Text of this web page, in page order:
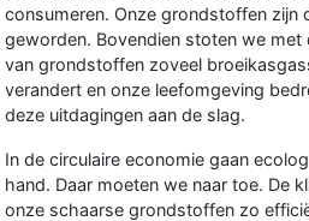
consumeren. Onze grondstoffen zijn
geworden. Bovendien stoten we met
van grondstoffen zoveel
verandert en onze leefomgeving
deze uitdagingen aan de slag.
In de circulaire economie gaan
hand. Daar moeten we naar toe. De
onze schaarse grondstoffen zo